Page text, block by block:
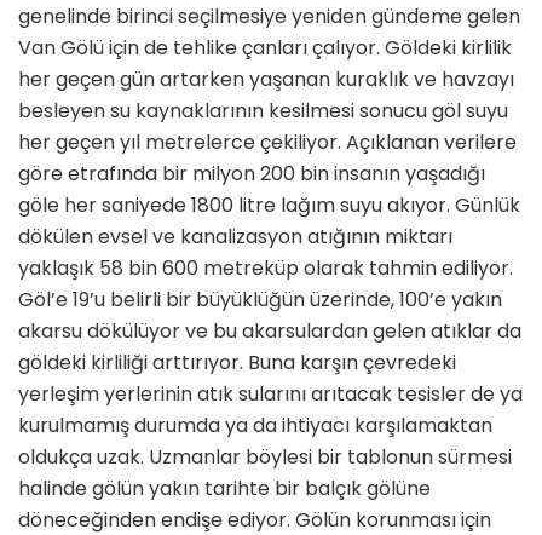
genelinde birinci seçilmesiye yeniden gündeme gelen
Van Gölü için de tehlike çanları çalıyor. Göldeki kirlilik
her geçen gün artarken yaşanan kuraklık ve havzayı
besleyen su kaynaklarının kesilmesi sonucu göl suyu
her geçen yıl metrelerce çekiliyor. Açıklanan verilere
göre etrafında bir milyon 200 bin insanın yaşadığı
göle her saniyede 1800 litre lağım suyu akıyor. Günlük
dökülen evsel ve kanalizasyon atığının miktarı
yaklaşık 58 bin 600 metreküp olarak tahmin ediliyor.
Göl’e 19’u belirli bir büyüklüğün üzerinde, 100’e yakın
akarsu dökülüyor ve bu akarsulardan gelen atıklar da
göldeki kirliliği arttırıyor. Buna karşın çevredeki
yerleşim yerlerinin atık sularını arıtacak tesisler de ya
kurulmamış durumda ya da ihtiyacı karşılamaktan
oldukça uzak. Uzmanlar böylesi bir tablonun sürmesi
halinde gölün yakın tarihte bir balçık gölüne
döneceğinden endişe ediyor. Gölün korunması için